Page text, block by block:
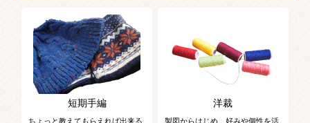
短期手編
ちょっと教えてもらえれば出来る
洋裁
製図からはじめ、好みや個性を活